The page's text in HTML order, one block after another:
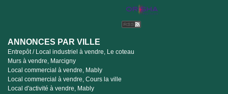
ANNONCES PAR VILLE
Entrepôt / Local industriel à vendre, Le coteau
Murs à vendre, Marcigny
Local commercial à vendre, Mably
Local commercial à vendre, Cours la ville
Local d'activité à vendre, Mably